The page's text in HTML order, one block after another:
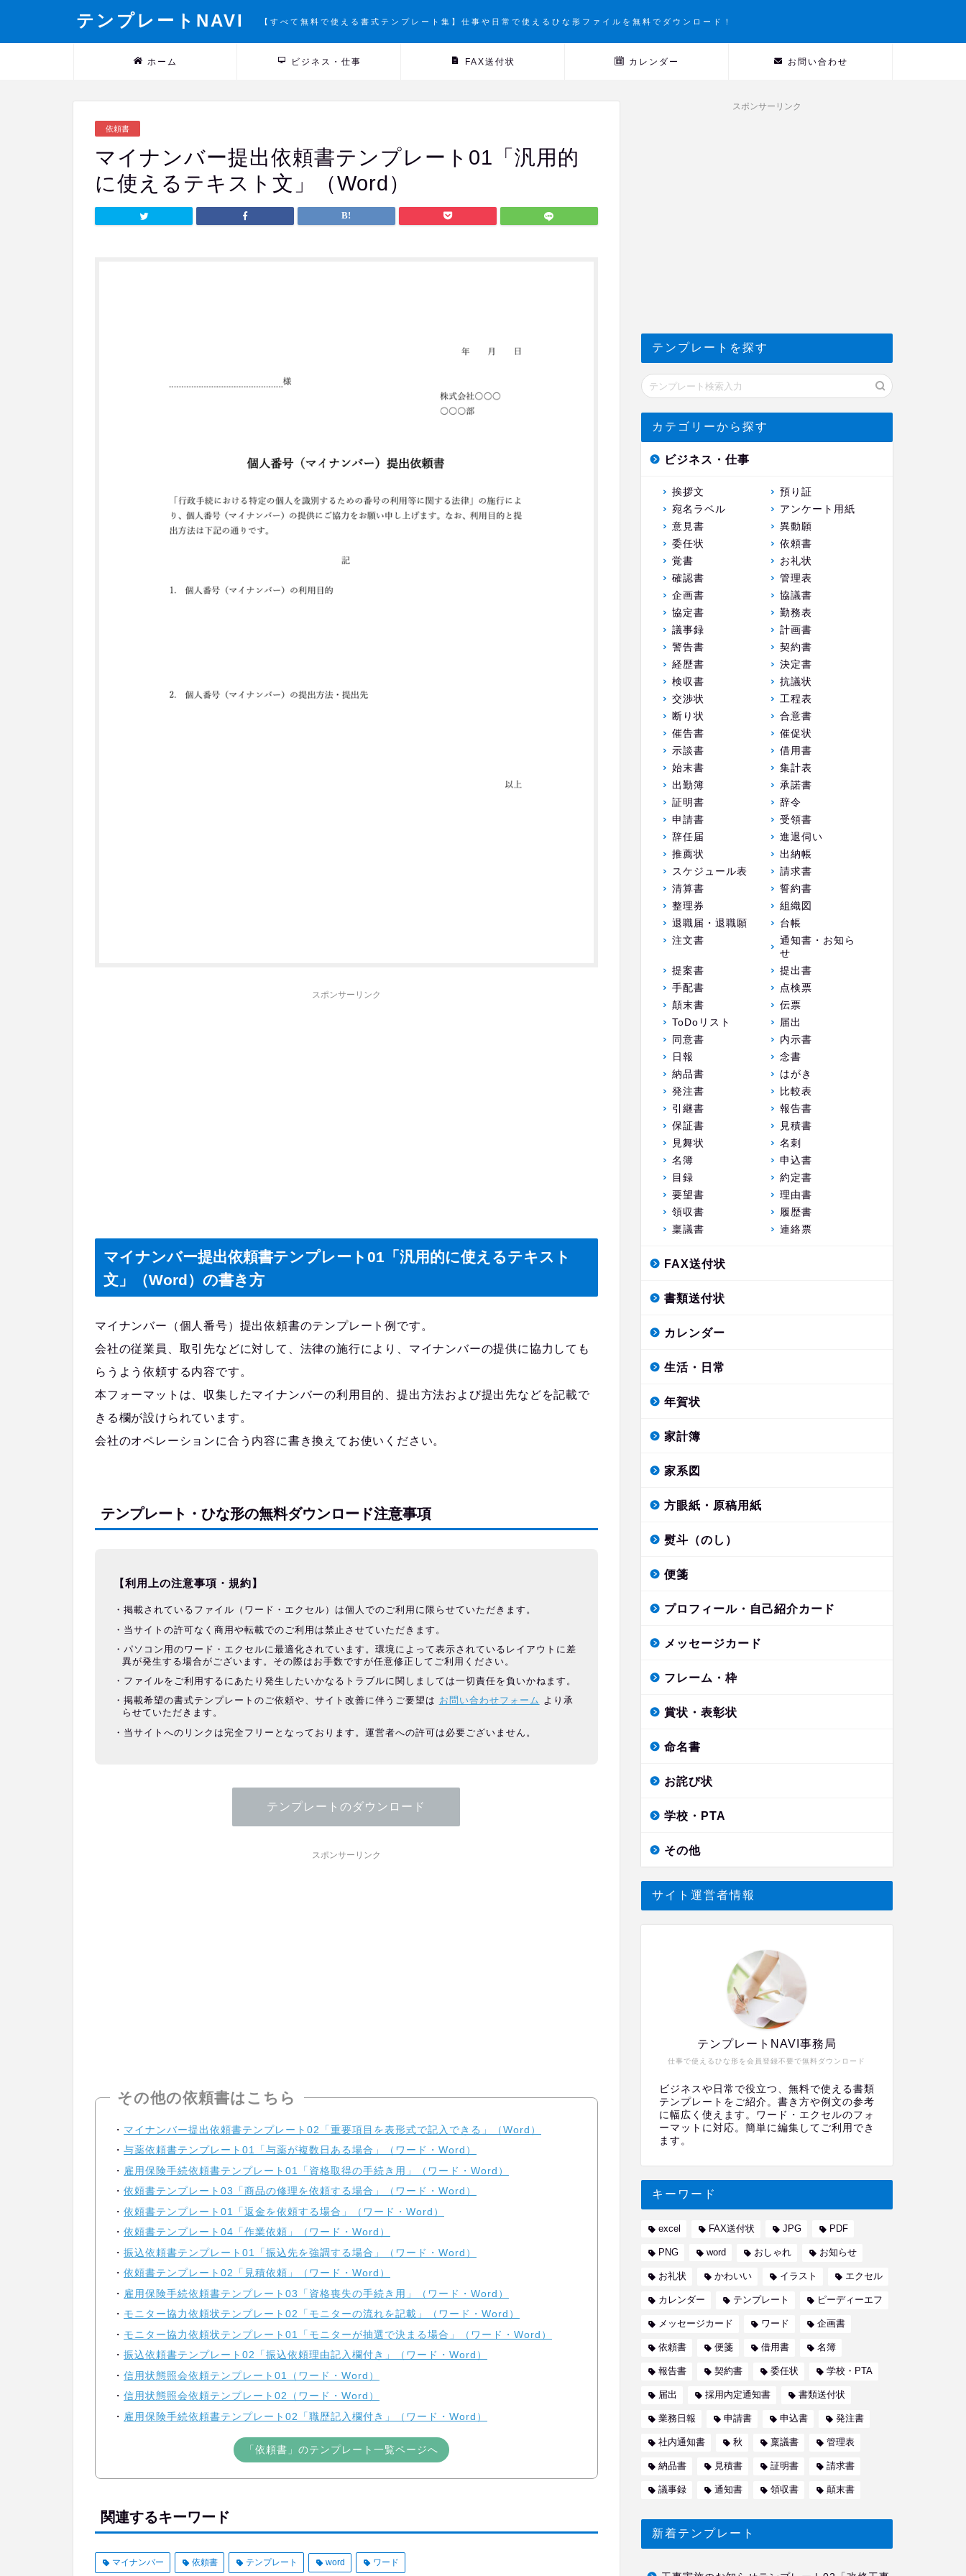
テンプレートNAVI 【すべて無料で使える書式テンプレート集】仕事や日常で使えるひな形ファイルを無料でダウンロード！
ホーム ビジネス・仕事 FAX送付状 カレンダー お問い合わせ
依頼書
マイナンバー提出依頼書テンプレート01「汎用的
に使えるテキスト文」（Word）
スポンサーリンク
マイナンバー提出依頼書テンプレート01「汎用的に使えるテキスト
文」（Word）の書き方
マイナンバー（個人番号）提出依頼書のテンプレート例です。
会社の従業員、取引先などに対して、法律の施行により、マイナンバーの提供に協力しても
らうよう依頼する内容です。
本フォーマットは、収集したマイナンバーの利用目的、提出方法および提出先などを記載で
きる欄が設けられています。
会社のオペレーションに合う内容に書き換えてお使いください。
テンプレート・ひな形の無料ダウンロード注意事項
【利用上の注意事項・規約】
掲載されているファイル（ワード・エクセル）は個人でのご利用に限らせていただきます。
当サイトの許可なく商用や転載でのご利用は禁止させていただきます。
パソコン用のワード・エクセルに最適化されています。環境によって表示されているレイアウトに差
異が発生する場合がございます。その際はお手数ですが任意修正してご利用ください。
ファイルをご利用するにあたり発生したいかなるトラブルに関しましては一切責任を負いかねます。
掲載希望の書式テンプレートのご依頼や、サイト改善に伴うご要望は お問い合わせフォーム より承
らせていただきます。
当サイトへのリンクは完全フリーとなっております。運営者への許可は必要ございません。
テンプレートのダウンロード
スポンサーリンク
その他の依頼書はこちら
マイナンバー提出依頼書テンプレート02「重要項目を表形式で記入できる」（Word）
与薬依頼書テンプレート01「与薬が複数日ある場合」（ワード・Word）
雇用保険手続依頼書テンプレート01「資格取得の手続き用」（ワード・Word）
依頼書テンプレート03「商品の修理を依頼する場合」（ワード・Word）
依頼書テンプレート01「返金を依頼する場合」（ワード・Word）
依頼書テンプレート04「作業依頼」（ワード・Word）
振込依頼書テンプレート01「振込先を強調する場合」（ワード・Word）
依頼書テンプレート02「見積依頼」（ワード・Word）
雇用保険手続依頼書テンプレート03「資格喪失の手続き用」（ワード・Word）
モニター協力依頼状テンプレート02「モニターの流れを記載」（ワード・Word）
モニター協力依頼状テンプレート01「モニターが抽選で決まる場合」（ワード・Word）
振込依頼書テンプレート02「振込依頼理由記入欄付き」（ワード・Word）
信用状態照会依頼テンプレート01（ワード・Word）
信用状態照会依頼テンプレート02（ワード・Word）
雇用保険手続依頼書テンプレート02「職歴記入欄付き」（ワード・Word）
「依頼書」のテンプレート一覧ページへ
関連するキーワード
マイナンバー 依頼書 テンプレート word ワード
スポンサーリンク
テンプレートを探す
カテゴリーから探す
ビジネス・仕事
挨拶文
預り証
宛名ラベル
アンケート用紙
意見書
異動願
委任状
依頼書
覚書
お礼状
確認書
管理表
企画書
協議書
協定書
勤務表
議事録
計画書
警告書
契約書
経歴書
決定書
検収書
抗議状
交渉状
工程表
断り状
合意書
催告書
催促状
示談書
借用書
始末書
集計表
出勤簿
承諾書
証明書
辞令
申請書
受領書
辞任届
進退伺い
推薦状
出納帳
スケジュール表
請求書
清算書
誓約書
整理券
組織図
退職届・退職願
台帳
注文書
通知書・お知ら
せ
提案書
提出書
手配書
点検票
顛末書
伝票
ToDoリスト
届出
同意書
内示書
日報
念書
納品書
はがき
発注書
比較表
引継書
報告書
保証書
見積書
見舞状
名刺
名簿
申込書
目録
約定書
要望書
理由書
領収書
履歴書
稟議書
連絡票
FAX送付状
書類送付状
カレンダー
生活・日常
年賀状
家計簿
家系図
方眼紙・原稿用紙
熨斗（のし）
便箋
プロフィール・自己紹介カード
メッセージカード
フレーム・枠
賞状・表彰状
命名書
お詫び状
学校・PTA
その他
サイト運営者情報
仕事で使えるひな形を会員登録不要で無料ダウンロード
テンプレートNAVI事務局
ビジネスや日常で役立つ、無料で使える書類
テンプレートをご紹介。書き方や例文の参考
に幅広く使えます。ワード・エクセルのフォ
ーマットに対応。簡単に編集してご利用でき
ます。
キーワード
excel FAX送付状 JPG PDF
PNG word おしゃれ お知らせ
お礼状 かわいい イラスト エクセル
カレンダー テンプレート ピーディーエフ
メッセージカード ワード 企画書
依頼書 便箋 借用書 名簿
報告書 契約書 委任状 学校・PTA
届出 採用内定通知書 書類送付状
業務日報 申請書 申込書 発注書
社内通知書 秋 稟議書 管理表
納品書 見積書 証明書 請求書
議事録 通知書 領収書 顛末書
新着テンプレート